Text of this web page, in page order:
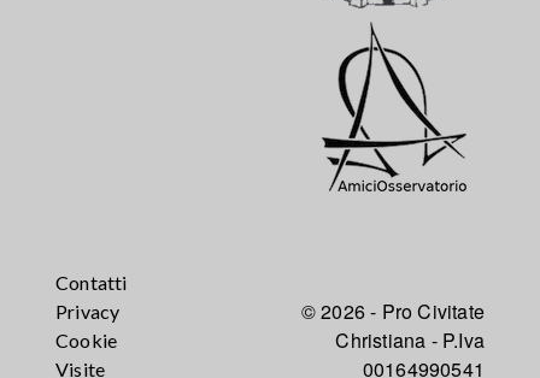
Contatti
Privacy
Cookie
Visite
© 2026 - Pro Civitate
Christiana - P.Iva
00164990541